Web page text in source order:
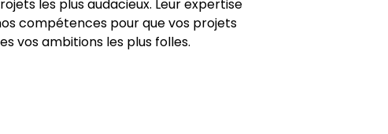
les plus audacieux. Leur expertise
compétences pour que vos projets
vos ambitions les plus folles.